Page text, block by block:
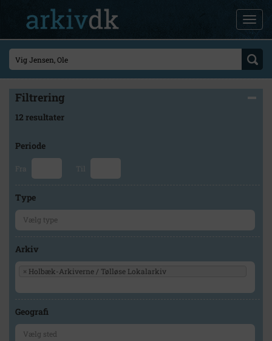
Filtrering
12 resultater
Periode
Fra Til
Type
Arkiv
× Holbæk-Arkiverne / Tølløse Lokalarkiv
Geografi